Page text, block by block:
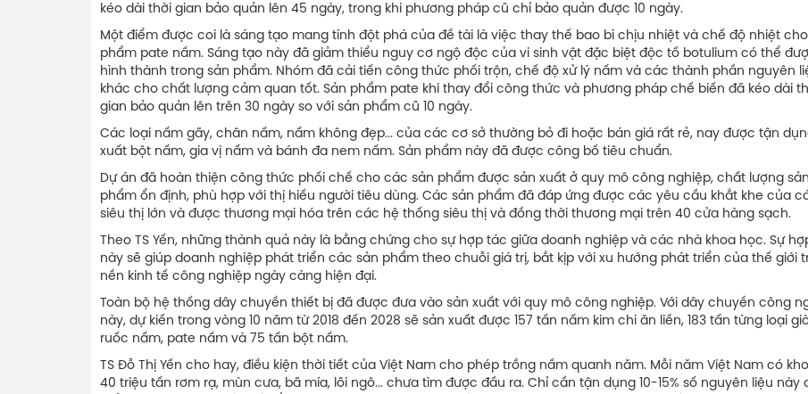
kéo dài thời gian bảo quản lên 45 ngày, trong khi phương pháp cũ chỉ bảo quản được 10 ngày.
Một điểm được coi là sáng tạo mang tính đột phá của đề tài là việc thay thế bao bì chịu nhiệt và chế độ nhiệt
phẩm pate nấm. Sáng tạo này đã giảm thiểu nguy cơ ngộ độc của vi sinh vật đặc biệt độc tố botulium có thể
hình thành trong sản phẩm. Nhóm đã cải tiến công thức phối trộn, chế độ xử lý nấm và các thành phần nguyên
khác cho chất lượng cảm quan tốt. Sản phẩm pate khi thay đổi công thức và phương pháp chế biến đã kéo dài
gian bảo quản lên trên 30 ngày so với sản phẩm cũ 10 ngày.
Các loại nấm gãy, chân nấm, nấm không đẹp... của các cơ sở thường bỏ đi hoặc bán giá rất rẻ, nay được tận
xuất bột nấm, gia vị nấm và bánh đa nem nấm. Sản phẩm này đã được công bố tiêu chuẩn.
Dự án đã hoàn thiện công thức phối chế cho các sản phẩm được sản xuất ở quy mô công nghiệp, chất lượng sản
phẩm ổn định, phù hợp với thị hiếu người tiêu dùng. Các sản phẩm đã đáp ứng được các yêu cầu khắt khe của
siêu thị lớn và được thương mại hóa trên các hệ thống siêu thị và đồng thời thương mại trên 40 cửa hàng sạch.
Theo TS Yến, những thành quả này là bằng chứng cho sự hợp tác giữa doanh nghiệp và các nhà khoa học. Sự
này sẽ giúp doanh nghiệp phát triển các sản phẩm theo chuỗi giá trị, bắt kịp với xu hướng phát triển của thế giới
nền kinh tế công nghiệp ngày càng hiện đại.
Toàn bộ hệ thống dây chuyền thiết bị đã được đưa vào sản xuất với quy mô công nghiệp. Với dây chuyền công
này, dự kiến trong vòng 10 năm từ 2018 đến 2028 sẽ sản xuất được 157 tấn nấm kim chi ăn liền, 183 tấn từng loại
ruốc nấm, pate nấm và 75 tấn bột nấm.
TS Đỗ Thị Yến cho hay, điều kiện thời tiết của Việt Nam cho phép trồng nấm quanh năm. Mỗi năm Việt Nam có
40 triệu tấn rơm rạ, mùn cưa, bã mía, lõi ngô... chưa tìm được đầu ra. Chỉ cần tận dụng 10-15% số nguyên liệu này